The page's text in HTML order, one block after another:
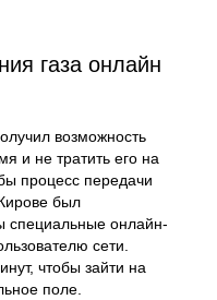
газа онлайн
возможность
и не тратить его на
процесс передачи
был
специальные онлайн-
сети.
чтобы зайти на
поле.